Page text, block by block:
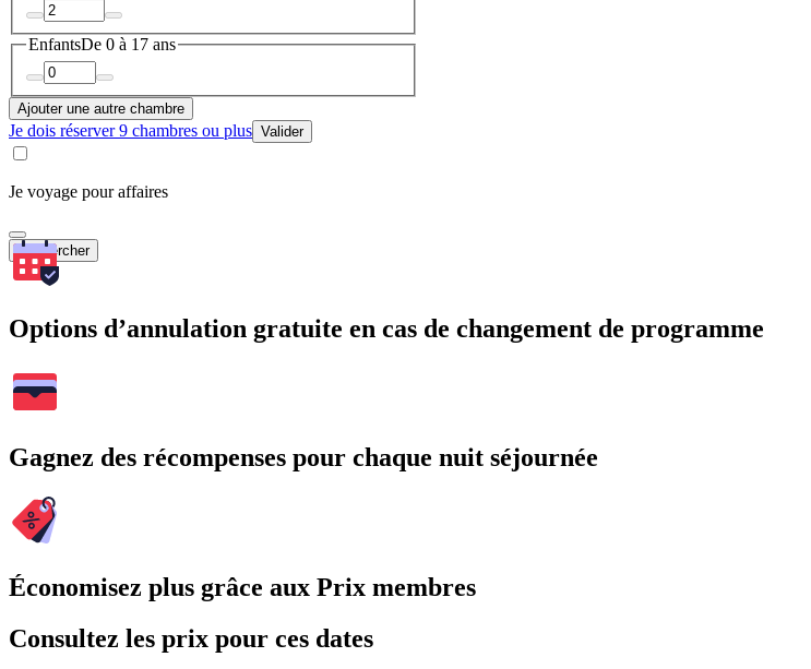
EnfantsDe 0 à 17 ans
Ajouter une autre chambre
Je dois réserver 9 chambres ou plus Valider
Je voyage pour affaires
Rechercher
Options d’annulation gratuite en cas de changement de programme
Gagnez des récompenses pour chaque nuit séjournée
Économisez plus grâce aux Prix membres
Consultez les prix pour ces dates